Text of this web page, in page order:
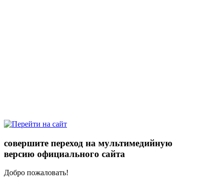
совершите переход на мультимедийную
версию официального сайта
Добро пожаловать!